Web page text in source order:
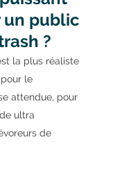
un public
?
la plus réaliste
le
attendue, pour
ultra
de